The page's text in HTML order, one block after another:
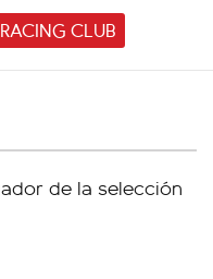
RACING CLUB